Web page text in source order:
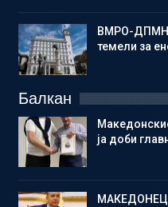
ВМРО-
темели за
Балкан
ја доби